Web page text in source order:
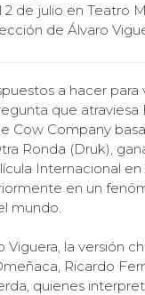
2 de julio en Teatro
de Álvaro
a hacer para
que atraviesa
Cow Company
Ronda (Druk),
Internacional en
en un
mundo.
Viguera, la versión
Ricardo
quienes